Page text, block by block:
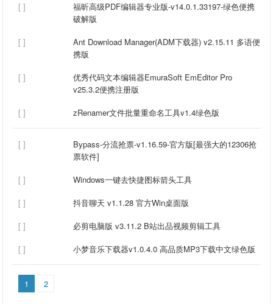
[ ]
福昕高级PDF编辑器专业版-v14.0.1.33197-绿色便携
破解版
[ ]
Ant Download Manager(ADM下载器) v2.15.11 多语便
携版
[ ]
优秀代码文本编辑器EmuraSoft EmEditor Pro
v25.3.2便携注册版
[ ]
zRenamer文件批量重命名工具v1.4绿色版
[ ]
Bypass-分流抢票-v1.16.59-官方版[最强大的12306抢
票软件]
[ ]
Windows一键去快捷图标箭头工具
[ ]
抖音聊天 v1.1.28 官方Win桌面版
[ ]
必剪电脑版 v3.11.2 B站出品视频剪辑工具
[ ]
小梦音乐下载器v1.0.4.0 高品质MP3下载中文绿色版
1 2